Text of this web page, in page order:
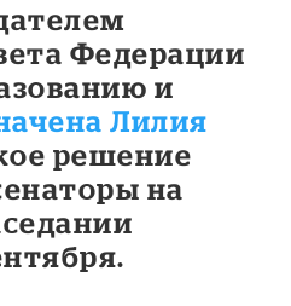
Федерации
и
Лилия
решение
на